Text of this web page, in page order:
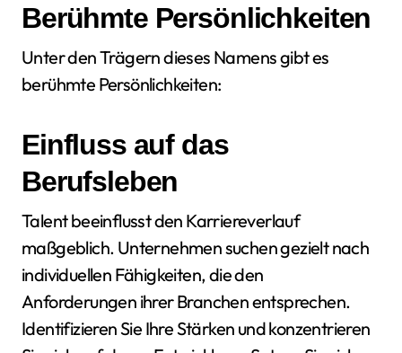
Berühmte Persönlichkeiten
Unter den Trägern dieses Namens gibt es
berühmte Persönlichkeiten:
Einfluss auf das
Berufsleben
Talent beeinflusst den Karriereverlauf
maßgeblich. Unternehmen suchen gezielt nach
individuellen Fähigkeiten, die den
Anforderungen ihrer Branchen entsprechen.
Identifizieren Sie Ihre Stärken und konzentrieren